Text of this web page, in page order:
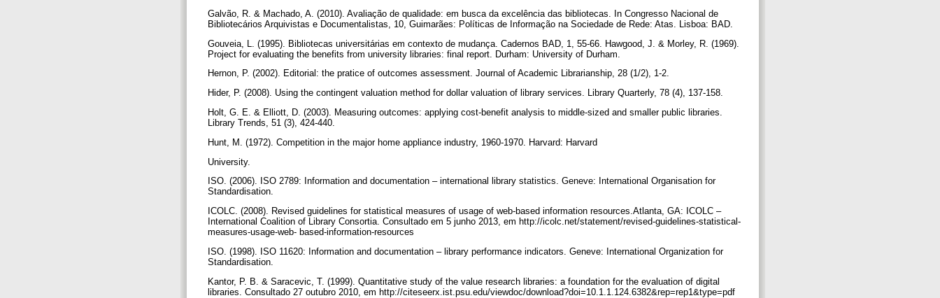
Galvão, R. & Machado, A. (2010). Avaliação de qualidade: em busca da excelência das bibliotecas. In Congresso Nacional de
Bibliotecários Arquivistas e Documentalistas, 10, Guimarães: Políticas de Informação na Sociedade de Rede: Atas. Lisboa: BAD.
Gouveia, L. (1995). Bibliotecas universitárias em contexto de mudança. Cadernos BAD, 1, 55-66. Hawgood, J. & Morley, R. (1969).
Project for evaluating the benefits from university libraries: final report. Durham: University of Durham.
Hernon, P. (2002). Editorial: the pratice of outcomes assessment. Journal of Academic Librarianship, 28 (1/2), 1-2.
Hider, P. (2008). Using the contingent valuation method for dollar valuation of library services. Library Quarterly, 78 (4), 137-158.
Holt, G. E. & Elliott, D. (2003). Measuring outcomes: applying cost-benefit analysis to middle-sized and smaller public libraries.
Library Trends, 51 (3), 424-440.
Hunt, M. (1972). Competition in the major home appliance industry, 1960-1970. Harvard: Harvard
University.
ISO. (2006). ISO 2789: Information and documentation – international library statistics. Geneve: International Organisation for
Standardisation.
ICOLC. (2008). Revised guidelines for statistical measures of usage of web-based information resources.Atlanta, GA: ICOLC –
International Coalition of Library Consortia. Consultado em 5 junho 2013, em http://icolc.net/statement/revised-guidelines-statistical-
measures-usage-web- based-information-resources
ISO. (1998). ISO 11620: Information and documentation – library performance indicators. Geneve: International Organization for
Standardisation.
Kantor, P. B. & Saracevic, T. (1999). Quantitative study of the value research libraries: a foundation for the evaluation of digital
libraries. Consultado 27 outubro 2010, em http://citeseerx.ist.psu.edu/viewdoc/download?doi=10.1.1.124.6382&rep=rep1&type=pdf